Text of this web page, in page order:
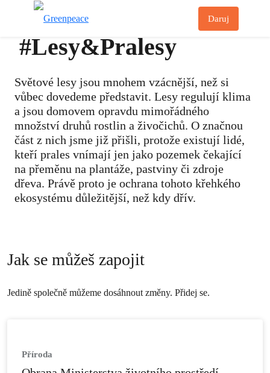
Daruj
#Lesy&Pralesy
Světové lesy jsou mnohem vzácnější, než si
vůbec dovedeme představit. Lesy regulují klima
a jsou domovem opravdu mimořádného
množství druhů rostlin a živočichů. O značnou
část z nich jsme již přišli, protože existují lidé,
kteří prales vnímají jen jako pozemek čekající
na přeměnu na plantáže, pastviny či zdroje
dřeva. Právě proto je ochrana tohoto křehkého
ekosystému důležitější, než kdy dřív.
Jak se můžeš zapojit
Jedině společně můžeme dosáhnout změny. Přidej se.
Příroda